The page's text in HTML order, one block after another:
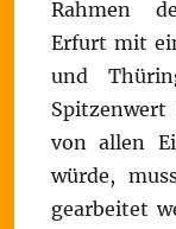
Rahmen
Erfurt mit
und
von allen
würde,
gearbeitet